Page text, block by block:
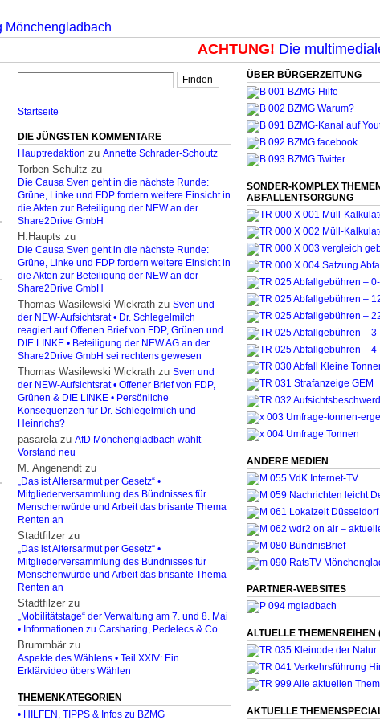
ACHTUNG!Die multimediale
Startseite
DIE JÜNGSTEN KOMMENTARE
Hauptredaktion zu Annette Schrader-Schoutz
Torben Schultz zu
Die Causa Sven geht in die nächste Runde:
Grüne, Linke und FDP fordern weitere Einsicht in
die Akten zur Beteiligung der NEW an der
Share2Drive GmbH
H.Haupts zu
Die Causa Sven geht in die nächste Runde:
Grüne, Linke und FDP fordern weitere Einsicht in
die Akten zur Beteiligung der NEW an der
Share2Drive GmbH
Thomas Wasilewski Wickrath zu Sven und
der NEW-Aufsichtsrat • Dr. Schlegelmilch
reagiert auf Offenen Brief von FDP, Grünen und
DIE LINKE • Beteiligung der NEW AG an der
Share2Drive GmbH sei rechtens gewesen
Thomas Wasilewski Wickrath zu Sven und
der NEW-Aufsichtsrat • Offener Brief von FDP,
Grünen & DIE LINKE • Persönliche
Konsequenzen für Dr. Schlegelmilch und
Heinrichs?
pasarelazu AfD Mönchengladbach wählt
Vorstand neu
M. Angenendt zu
„Das ist Altersarmut per Gesetz“ •
Mitgliederversammlung des Bündnisses für
Menschenwürde und Arbeit das brisante Thema
Renten an
Stadtfilzer zu
„Das ist Altersarmut per Gesetz“ •
Mitgliederversammlung des Bündnisses für
Menschenwürde und Arbeit das brisante Thema
Renten an
Stadtfilzer zu
„Mobilitätstage“ der Verwaltung am 7. und 8. Mai
• Informationen zu Carsharing, Pedelecs & Co.
Brummbär zu
Aspekte des Wählens • Teil XXIV: Ein
Erklärvideo übers Wählen
THEMENKATEGORIEN
• HILFEN, TIPPS & Infos zu BZMG
ÜBER BÜRGERZEITUNG
SONDER-KOMPLEX
ABFALLENTSORGUNG
ANDERE MEDIEN
PARTNER-WEBSITES
ALTUELLE THEMENREIHEN
AKTUELLE